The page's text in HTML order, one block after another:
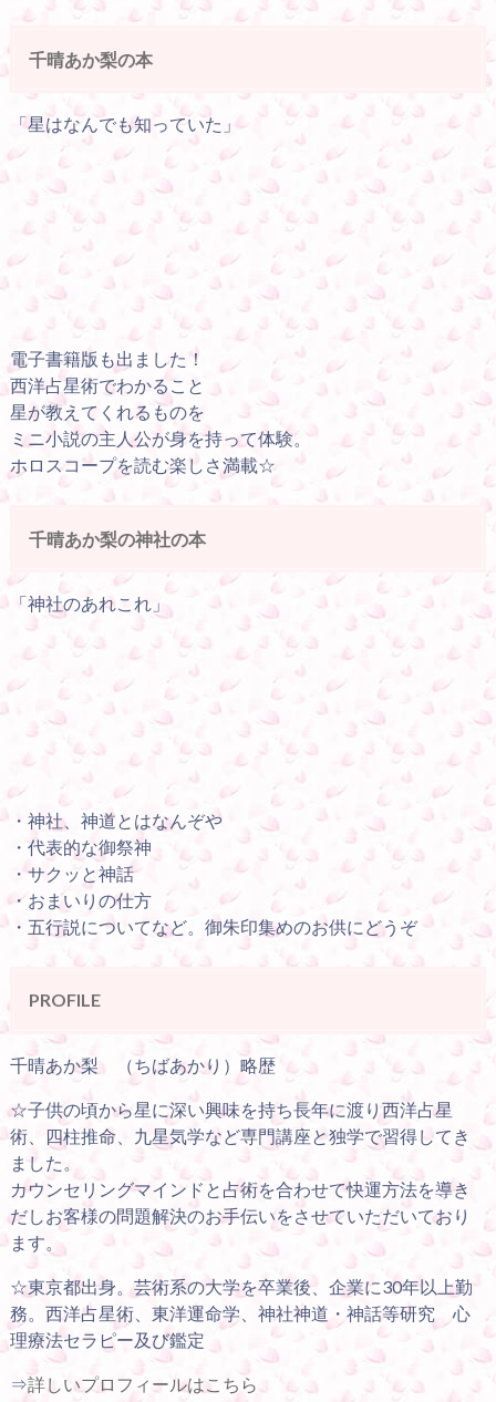
千晴あか梨の本
「星はなんでも知っていた」
電子書籍版も出ました！
西洋占星術でわかること
星が教えてくれるものを
ミニ小説の主人公が身を持って体験。
ホロスコープを読む楽しさ満載☆
千晴あか梨の神社の本
「神社のあれこれ」
・神社、神道とはなんぞや
・代表的な御祭神
・サクッと神話
・おまいりの仕方
・五行説についてなど。御朱印集めのお供にどうぞ
PROFILE
千晴あか梨 （ちばあかり）略歴
☆子供の頃から星に深い興味を持ち長年に渡り西洋占星
術、四柱推命、九星気学など専門講座と独学で習得してき
ました。
カウンセリングマインドと占術を合わせて快運方法を導き
だしお客様の問題解決のお手伝いをさせていただいており
ます。
☆東京都出身。芸術系の大学を卒業後、企業に30年以上勤
務。西洋占星術、東洋運命学、神社神道・神話等研究 心
理療法セラピー及び鑑定
⇒詳しいプロフィールはこちら